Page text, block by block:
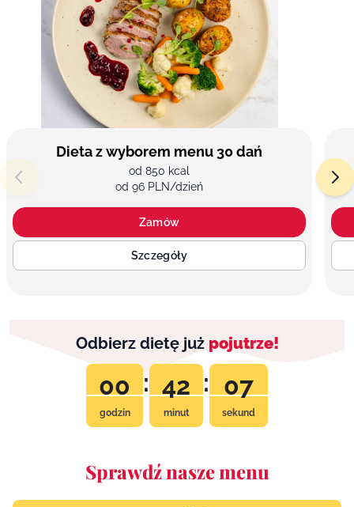
Dieta z wyborem menu 30 dań
od 850 kcal
od 96 PLN/dzień
Zamów
Szczegóły
Odbierz dietę już pojutrze!
00
godzin
: 42
minut
: 05
sekund
Sprawdź nasze menu